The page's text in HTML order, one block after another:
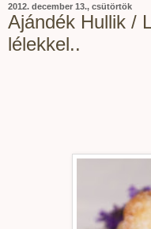
2012. december 13., csütörtök
Ajándék Hullik /
lélekkel..